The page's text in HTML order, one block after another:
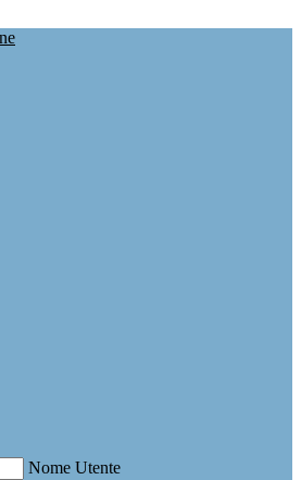
Nome Utente